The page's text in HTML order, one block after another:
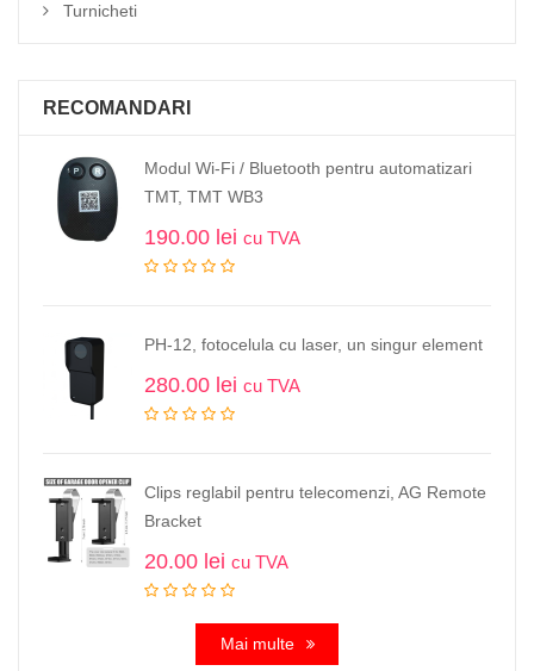
Turnicheti
RECOMANDARI
Modul Wi-Fi / Bluetooth pentru automatizari
TMT, TMT WB3
190.00 lei cu TVA
PH-12, fotocelula cu laser, un singur element
280.00 lei cu TVA
Clips reglabil pentru telecomenzi, AG Remote
Bracket
20.00 lei cu TVA
Mai multe